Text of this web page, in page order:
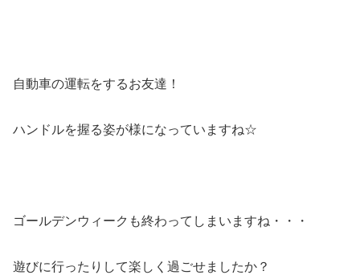
自動車の運転をするお友達！
ハンドルを握る姿が様になっていますね☆
ゴールデンウィークも終わってしまいますね・・・
遊びに行ったりして楽しく過ごせましたか？